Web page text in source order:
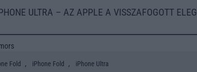
ULTRA – AZ APPLE A VISSZAFOGOTT
Fold , iPhone Fold , iPhone Ultra